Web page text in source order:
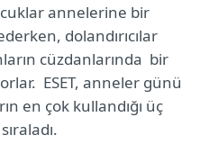
annelerine bir
dolandırıcılar
cüzdanlarında bir
ESET, anneler günü
en çok kullandığı üç